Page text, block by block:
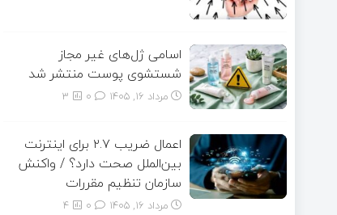
اسامی ژل‌های غیر مجاز
شستشوی پوست منتشر شد
مرداد ۱۶, ۱۴۰۵ 3
اعمال ضریب ۲.۷ برای اینترنت
بین‌الملل صحت دارد؟ / واکنش
سازمان تنظیم مقررات
مرداد ۱۶, ۱۴۰۵ 4